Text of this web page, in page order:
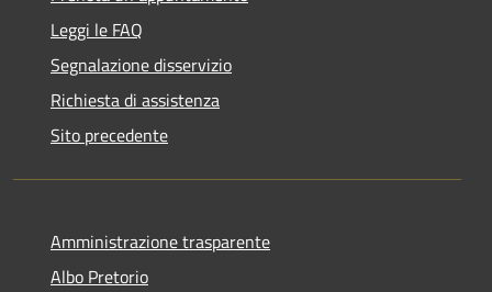
Leggi le FAQ
Segnalazione disservizio
Richiesta di assistenza
Sito precedente
Amministrazione trasparente
Albo Pretorio